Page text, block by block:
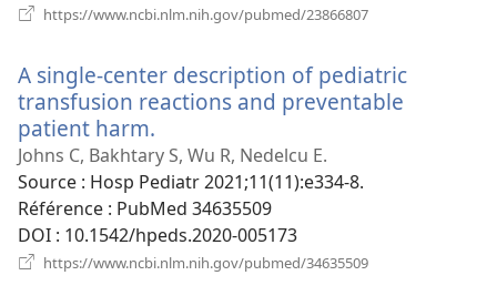
https://www.ncbi.nlm.nih.gov/pubmed/23866807
fenêtre)
A single-center description of pediatric
transfusion reactions and preventable
patient harm.
une
nouvelle
fenêtre)
Johns C, Bakhtary S, Wu R, Nedelcu E.
Source ‎: Hosp Pediatr 2021;11(11):e334-8.
Référence ‎: PubMed 34635509
DOI ‎: 10.1542/hpeds.2020-005173
https://www.ncbi.nlm.nih.gov/pubmed/34635509